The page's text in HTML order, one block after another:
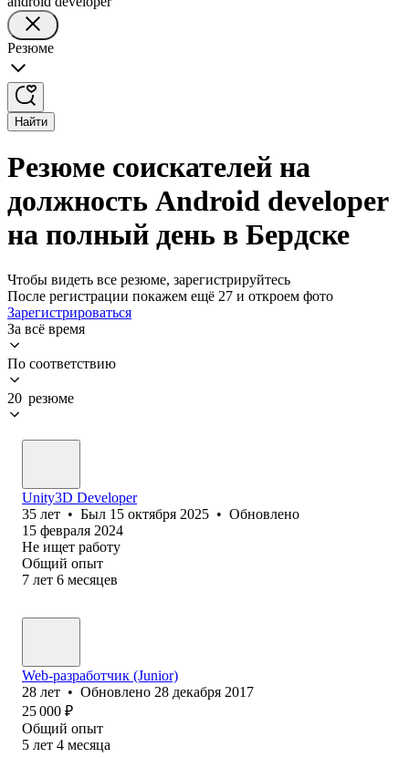
Резюме
Найти
Резюме соискателей на
должность Android developer
на полный день в Бердске
Чтобы видеть все резюме, зарегистрируйтесь
После регистрации покажем ещё 27 и откроем фото
Зарегистрироваться
За всё время
По соответствию
20 резюме
Unity3D Developer
35 лет • Был 15 октября 2025 • Обновлено
15 февраля 2024
Не ищет работу
Общий опыт
7 лет 6 месяцев
Web-разработчик (Junior)
28 лет • Обновлено 28 декабря 2017
25 000 ₽
Общий опыт
5 лет 4 месяца